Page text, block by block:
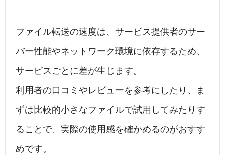
ファイル転送の速度は、サービス提供者のサー
バー性能やネットワーク環境に依存するため、
サービスごとに差が生じます。
利用者の口コミやレビューを参考にしたり、ま
ずは比較的小さなファイルで試用してみたりす
ることで、実際の使用感を確かめるのがおすす
めです。